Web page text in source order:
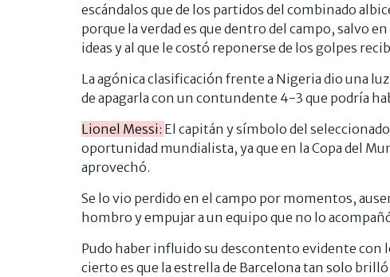
escándalos que de los partidos del combinado
porque la verdad es que dentro del campo, salvo
ideas y al que le costó reponerse de los golpes
La agónica clasificación frente a Nigeria dio una
de apagarla con un contundente 4-3 que podría
Lionel Messi: El capitán y símbolo del
oportunidad mundialista, ya que en la Copa del
aprovechó.
Se lo vio perdido en el campo por momentos,
hombro y empujar a un equipo que no lo
Pudo haber influido su descontento evidente con
cierto es que la estrella de Barcelona tan solo